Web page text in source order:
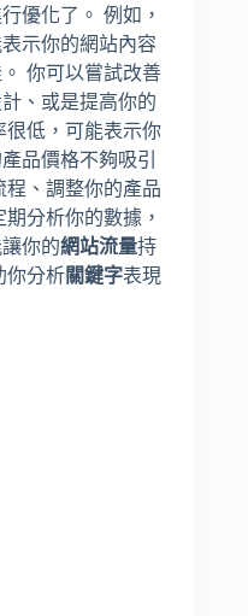
優化了。 例如，
示你的網站內容
你可以嘗試改善
、或是提高你的
很低，可能表示你
品價格不夠吸引
程、調整你的產品
分析你的數據，
你的網站流量持
你分析關鍵字表現